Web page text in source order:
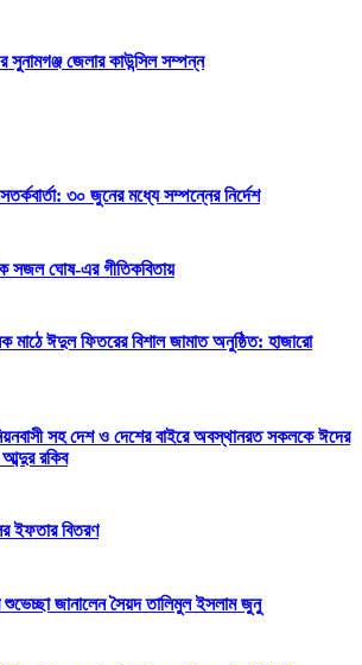
সুনামগঞ্জ জেলার কাউন্সিল সম্পন্ন
৩০ জুনের মধ্যে সম্পন্নের নির্দেশ
সজল ঘোষ-এর গীতিকবিতায়
ঈদুল ফিতরের বিশাল জামাত অনুষ্ঠিত: হাজারো
সহ দেশ ও দেশের বাইরে অবস্থানরত সকলকে ঈদের
আব্দুর রকিব
ইফতার বিতরণ
শুভেচ্ছা জানালেন সৈয়দ তালিমুল ইসলাম জুনু